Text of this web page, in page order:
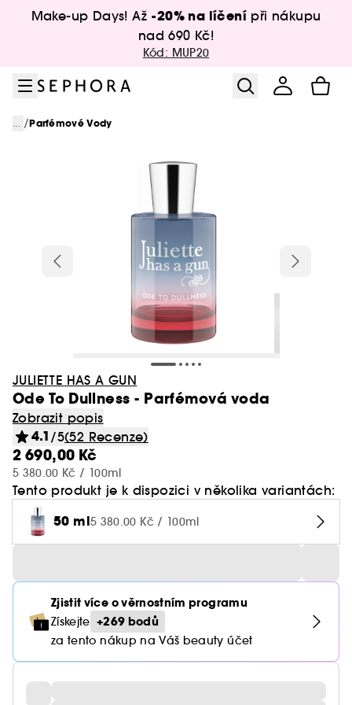
Přejít na hlavní obsah
Make-up Days! Až -20% na líčení při nákupu
nad 690 Kč!
Kód: MUP20
... /Parfémové Vody
JULIETTE HAS A GUN
Ode To Dullness - Parfémová voda
Zobrazit popis
4.1 /5(52 Recenze)
2 690,00 Kč
5 380.00 Kč / 100ml
Tento produkt je k dispozici v několika variantách:
50 ml5 380.00 Kč / 100ml
Zjistit více o věrnostním programu
Získejte +269 bodů
za tento nákup na Váš beauty účet